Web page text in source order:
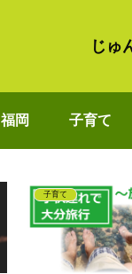
じゅ
福岡 子育て
子育て